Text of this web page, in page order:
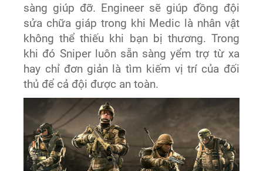
sàng giúp đỡ. Engineer sẽ giúp đồng đội
sửa chữa giáp trong khi Medic là nhân vật
không thể thiếu khi bạn bị thương. Trong
khi đó Sniper luôn sẵn sàng yểm trợ từ xa
hay chỉ đơn giản là tìm kiếm vị trí của đối
thủ để cả đội được an toàn.